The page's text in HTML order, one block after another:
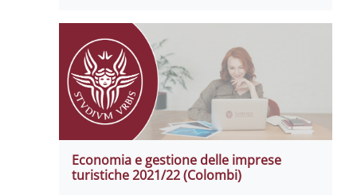
Economia e gestione delle imprese
turistiche 2021/22 (Colombi)